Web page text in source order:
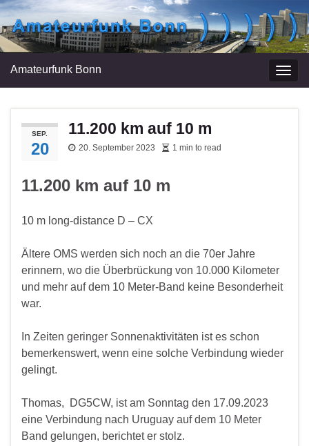
Amateurfunk Bonn
SEP.
20
11.200 km auf 10 m
20. September 2023 1 min to read
11.200 km auf 10 m
10 m long-distance D – CX
Ältere OMS werden sich noch an die 70er Jahre
erinnern, wo die Überbrückung von 10.000 Kilometer
und mehr auf dem 10 Meter-Band keine Besonderheit
war.
In Zeiten geringer Sonnenaktivitäten ist es schon
bemerkenswert, wenn eine solche Verbindung wieder
gelingt.
Thomas, DG5CW, ist am Sonntag den 17.09.2023
eine Verbindung nach Uruguay auf dem 10 Meter
Band gelungen, berichtet er stolz.